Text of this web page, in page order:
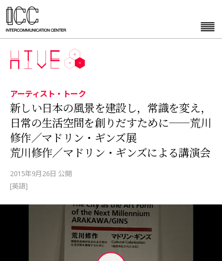
アーティスト・トーク
新しい日本の風景を建設し，常識を変え，
日常の生活空間を創りだすために——荒川
修作／マドリン・ギンズ展
荒川修作／マドリン・ギンズによる講演会
2015年9月26日 公開
[英語]